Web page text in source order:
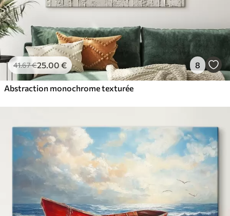
41.67€25.00 € 8
Abstraction monochrome texturée